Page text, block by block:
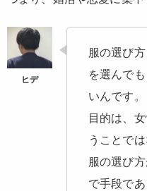
服の選び
を選んで
いんです。
目的は、
うことで
服の選び
で手段で